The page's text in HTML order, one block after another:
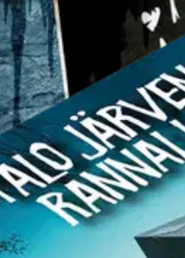
Kotiin tai noutopisteeseen
Alk. 0 €
yli 100 €:n
toimitettavia tuotteita.